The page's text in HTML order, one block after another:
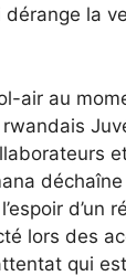
la
air au
d’un
lors des
qui est